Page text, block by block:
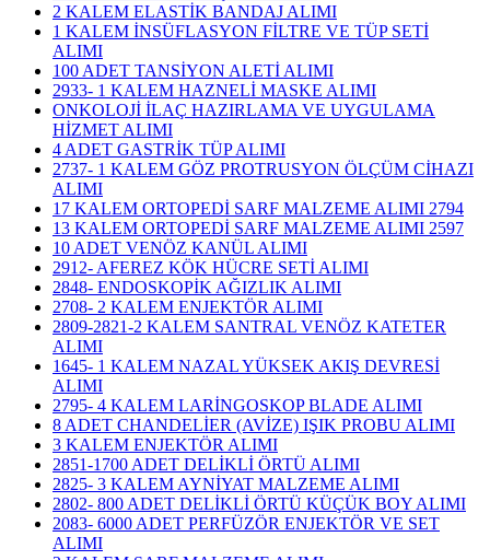
2 KALEM ELASTİK BANDAJ ALIMI
1 KALEM İNSÜFLASYON FİLTRE VE TÜP SETİ
ALIMI
100 ADET TANSİYON ALETİ ALIMI
2933- 1 KALEM HAZNELİ MASKE ALIMI
ONKOLOJİ İLAÇ HAZIRLAMA VE UYGULAMA
HİZMET ALIMI
4 ADET GASTRİK TÜP ALIMI
2737- 1 KALEM GÖZ PROTRUSYON ÖLÇÜM CİHAZI
ALIMI
17 KALEM ORTOPEDİ SARF MALZEME ALIMI 2794
13 KALEM ORTOPEDİ SARF MALZEME ALIMI 2597
10 ADET VENÖZ KANÜL ALIMI
2912- AFEREZ KÖK HÜCRE SETİ ALIMI
2848- ENDOSKOPİK AĞIZLIK ALIMI
2708- 2 KALEM ENJEKTÖR ALIMI
2809-2821-2 KALEM SANTRAL VENÖZ KATETER
ALIMI
1645- 1 KALEM NAZAL YÜKSEK AKIŞ DEVRESİ
ALIMI
2795- 4 KALEM LARİNGOSKOP BLADE ALIMI
8 ADET CHANDELİER (AVİZE) IŞIK PROBU ALIMI
3 KALEM ENJEKTÖR ALIMI
2851-1700 ADET DELİKLİ ÖRTÜ ALIMI
2825- 3 KALEM AYNİYAT MALZEME ALIMI
2802- 800 ADET DELİKLİ ÖRTÜ KÜÇÜK BOY ALIMI
2083- 6000 ADET PERFÜZÖR ENJEKTÖR VE SET
ALIMI